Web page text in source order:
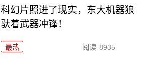
科幻片照进了现实，东大机器狼
驮着武器冲锋！
最热 阅读 8935